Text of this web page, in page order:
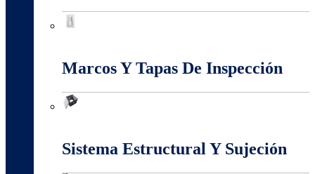
Marcos Y Tapas De Inspección
Sistema Estructural Y Sujeción